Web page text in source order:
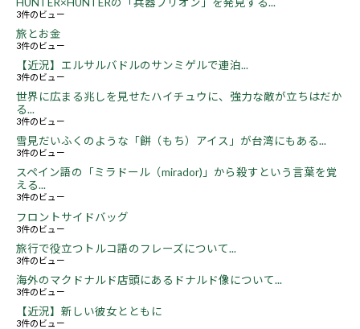
3件のビュー
旅とお金
3件のビュー
【近況】エルサルバドルのサンミゲルで連泊...
3件のビュー
世界に広まる兆しを見せたハイチュウに、強力な敵が立ちはだか
る...
3件のビュー
雪見だいふくのような「餅（もち）アイス」が台湾にもある...
3件のビュー
スペイン語の「ミラドール（mirador)」から殺すという言葉を覚
える...
3件のビュー
フロントサイドバッグ
3件のビュー
旅行で役立つトルコ語のフレーズについて...
3件のビュー
海外のマクドナルド店頭にあるドナルド像について...
3件のビュー
【近況】新しい彼女とともに
3件のビュー